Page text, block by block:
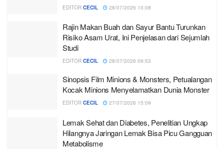
EDITOR CECIL 28/07/2026 10:08
Rajin Makan Buah dan Sayur Bantu Turunkan
Risiko Asam Urat, Ini Penjelasan dari Sejumlah
Studi
EDITOR CECIL 28/07/2026 09:53
Sinopsis Film Minions & Monsters, Petualangan
Kocak Minions Menyelamatkan Dunia Monster
EDITOR CECIL 27/07/2026 15:09
Lemak Sehat dan Diabetes, Penelitian Ungkap
Hilangnya Jaringan Lemak Bisa Picu Gangguan
Metabolisme